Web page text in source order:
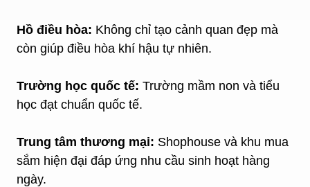
Hồ điều hòa: Không chỉ tạo cảnh quan đẹp mà
còn giúp điều hòa khí hậu tự nhiên.
Trường học quốc tế: Trường mầm non và tiểu
học đạt chuẩn quốc tế.
Trung tâm thương mại: Shophouse và khu mua
sắm hiện đại đáp ứng nhu cầu sinh hoạt hàng
ngày.